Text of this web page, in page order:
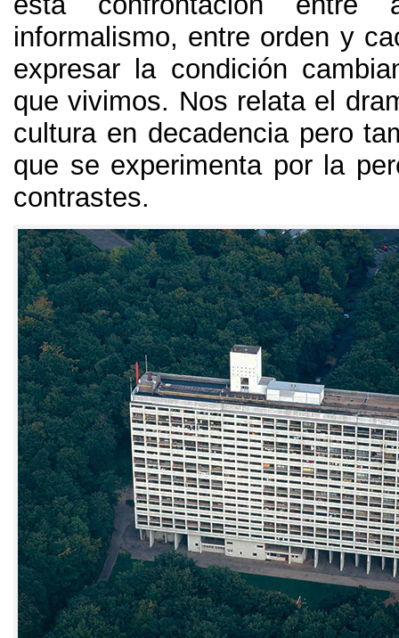
informalismo, entre orden y
expresar la condición
que vivimos. Nos relata el
cultura en decadencia pero
que se experimenta por la
contrastes.